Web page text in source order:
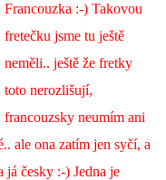
Francouzka :-) Takovou
fretečku jsme tu ještě
neměli.. ještě že fretky
toto nerozlišují,
francouzsky neumím ani
ale ona zatím jen syčí, a
já česky :-) Jedna je